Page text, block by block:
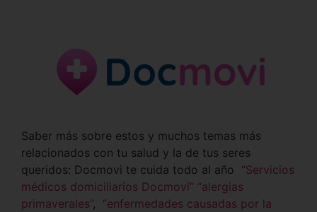
Saber más sobre estos y muchos temas más
relacionados con tu salud y la de tus seres
queridos: Docmovi te cuida todo al año “Servicios
médicos domiciliarios Docmovi” “alergias
primaverales”, “enfermedades causadas por la